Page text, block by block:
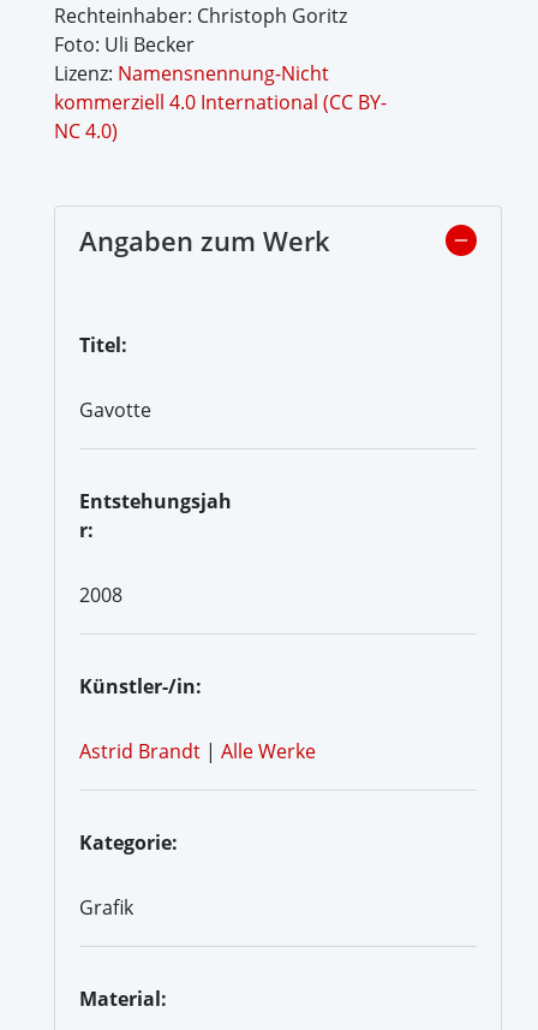
Rechteinhaber: Christoph Goritz
Foto: Uli Becker
Lizenz: Namensnennung-Nicht
kommerziell 4.0 International (CC BY-
NC 4.0)
Angaben zum Werk
Titel:
Gavotte
Entstehungsjah
r:
2008
Künstler-/in:
Astrid Brandt | Alle Werke
Kategorie:
Grafik
Material: